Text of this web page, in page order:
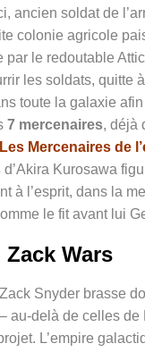
ancien soldat de
colonie agricole
le redoutable
les soldats, quitte
toute la galaxie afin
7 mercenaires, déjà
Les Mercenaires de
d’Akira Kurosawa
à l’esprit, dans la
le fit avant lui
Zack Wars
Snyder brasse
au-delà de celles
L’empire